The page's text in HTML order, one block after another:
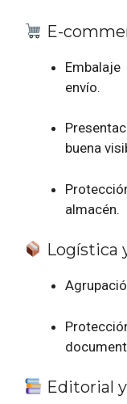
E-
envío.
buena
almacén.
Logística
Editorial